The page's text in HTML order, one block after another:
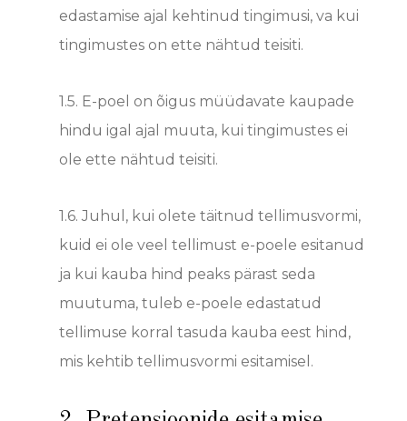
edastamise ajal kehtinud tingimusi, va kui
tingimustes on ette nähtud teisiti.
1.5. E-poel on õigus müüdavate kaupade
hindu igal ajal muuta, kui tingimustes ei
ole ette nähtud teisiti.
1.6. Juhul, kui olete täitnud tellimusvormi,
kuid ei ole veel tellimust e-poele esitanud
ja kui kauba hind peaks pärast seda
muutuma, tuleb e-poele edastatud
tellimuse korral tasuda kauba eest hind,
mis kehtib tellimusvormi esitamisel.